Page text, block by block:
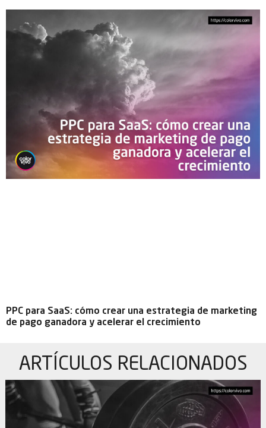
PPC para SaaS: cómo crear una estrategia de marketing
de pago ganadora y acelerar el crecimiento
ARTÍCULOS RELACIONADOS